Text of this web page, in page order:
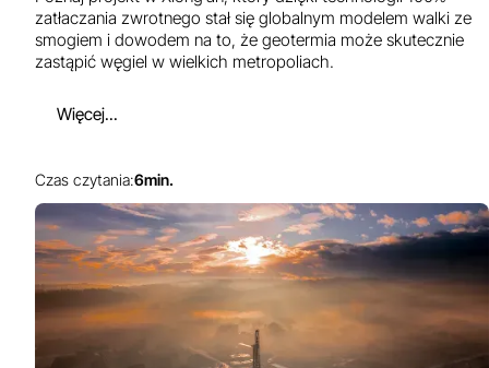
zatłaczania zwrotnego stał się globalnym modelem walki ze
smogiem i dowodem na to, że geotermia może skutecznie
zastąpić węgiel w wielkich metropoliach.
Więcej...
Czas czytania:6min.